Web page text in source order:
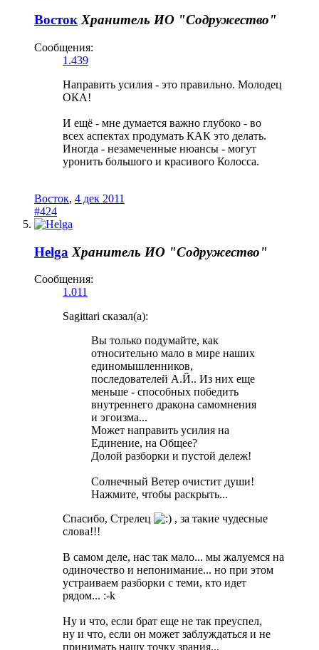
Восток Хранитель ИО "Содружество"
Сообщения:
1.439
Направить усилия - это правильно. Молодец
ОКА!
И ещё - мне думается важно глубоко - во
всех аспектах продумать КАК это делать.
Иногда - незамеченные нюансы - могут
уронить большого и красивого Колосса.
Восток, 4 дек 2011
#424
Helga Хранитель ИО "Содружество"
Сообщения:
1.011
Sagittari сказал(а):
Вы только подумайте, как
относительно мало в мире наших
единомышленников,
последователей А.Й.. Из них еще
меньше - способных победить
внутреннего дракона самомнения
и эгоизма...
Может направить усилия на
Единение, на Общее?
Долой разборки и пустой дележ!
Солнечный Ветер очистит души!
Нажмите, чтобы раскрыть...
Спасибо, Стрелец
, за такие чудесные
слова!!!
В самом деле, нас так мало... мы жалуемся на
одиночество и непонимание... но при этом
устраиваем разборки с теми, кто идет
рядом... :-k
Ну и что, если брат еще не так преуспел,
ну и что, если он может заблуждаться и не
принимать нашу точку зрания...